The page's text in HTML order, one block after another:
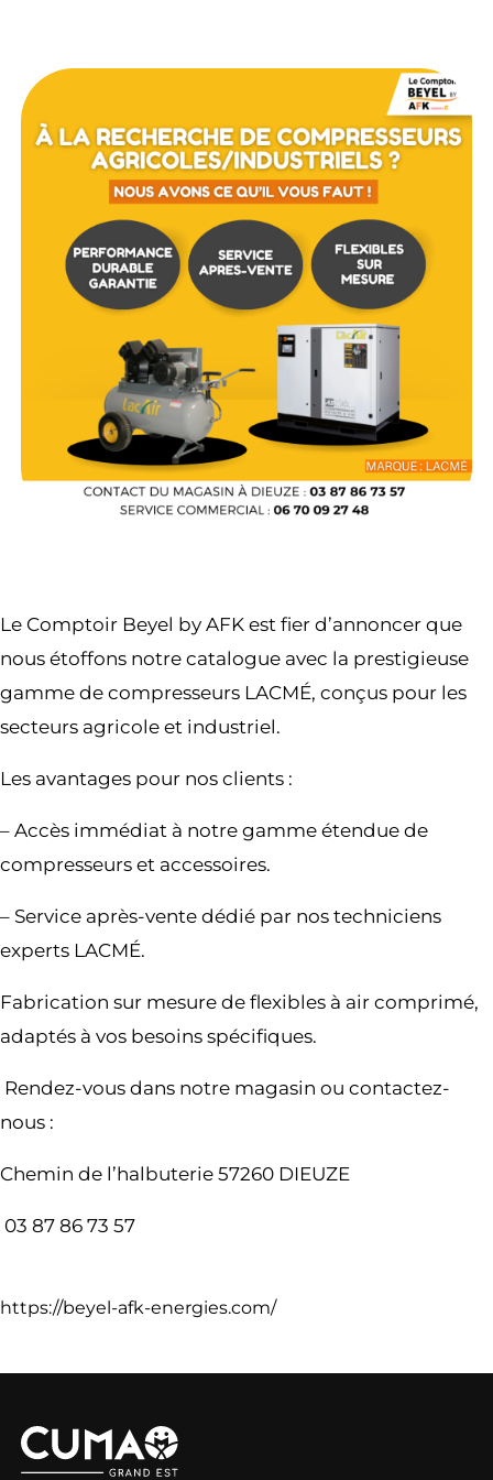
Le Comptoir Beyel by AFK est fier d’annoncer que
nous étoffons notre catalogue avec la prestigieuse
gamme de compresseurs LACMÉ, conçus pour les
secteurs agricole et industriel.
Les avantages pour nos clients :
– Accès immédiat à notre gamme étendue de
compresseurs et accessoires.
– Service après-vente dédié par nos techniciens
experts LACMÉ.
Fabrication sur mesure de flexibles à air comprimé,
adaptés à vos besoins spécifiques.
Rendez-vous dans notre magasin ou contactez-
nous :
Chemin de l’halbuterie 57260 DIEUZE
03 87 86 73 57
https://beyel-afk-energies.com/